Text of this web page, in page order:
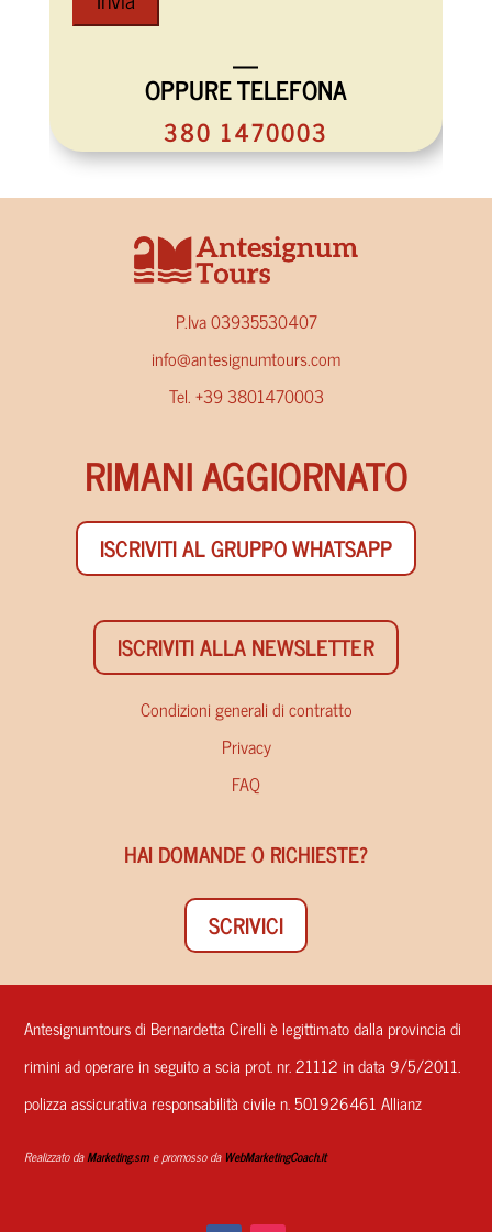
—
OPPURE TELEFONA
380 1470003
P.Iva 03935530407
info@antesignumtours.com
Tel. +39 3801470003
RIMANI AGGIORNATO
ISCRIVITI AL GRUPPO WHATSAPP
ISCRIVITI ALLA NEWSLETTER
Condizioni generali di contratto
Privacy
FAQ
HAI DOMANDE O RICHIESTE?
SCRIVICI
Antesignumtours di Bernardetta Cirelli è legittimato dalla provincia di
rimini ad operare in seguito a scia prot. nr. 21112 in data 9/5/2011.
polizza assicurativa responsabilità civile n. 501926461 Allianz
Realizzato daMarketing.sm e promosso da WebMarketingCoach.it